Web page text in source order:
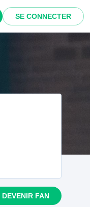
SE CONNECTER
DEVENIR FAN